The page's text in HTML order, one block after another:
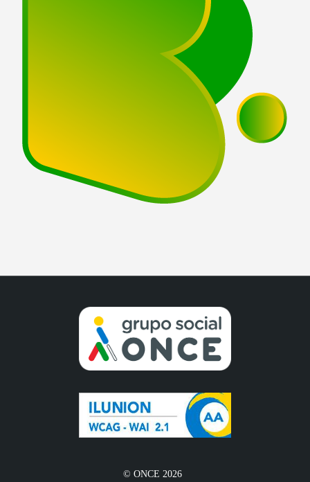
© ONCE 2026